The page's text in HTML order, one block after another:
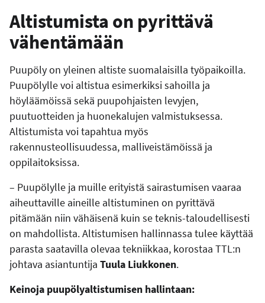
Altistumista on pyrittävä
vähentämään
Puupöly on yleinen altiste suomalaisilla työpaikoilla.
Puupölylle voi altistua esimerkiksi sahoilla ja
höyläämöissä sekä puupohjaisten levyjen,
puutuotteiden ja huonekalujen valmistuksessa.
Altistumista voi tapahtua myös
rakennusteollisuudessa, malliveistämöissä ja
oppilaitoksissa.
– Puupölylle ja muille erityistä sairastumisen vaaraa
aiheuttaville aineille altistuminen on pyrittävä
pitämään niin vähäisenä kuin se teknis-taloudellisesti
on mahdollista. Altistumisen hallinnassa tulee käyttää
parasta saatavilla olevaa tekniikkaa, korostaa TTL:n
johtava asiantuntija Tuula Liukkonen.
Keinoja puupölyaltistumisen hallintaan: